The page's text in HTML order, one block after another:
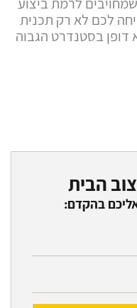
לכם לא רק תכנית
דופן בסטנדרט הגבוה
הבית
בהקדם: